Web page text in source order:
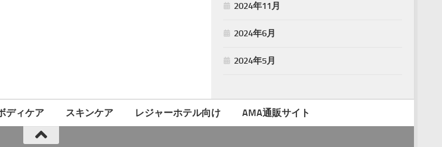
2024年11月
2024年6月
2024年5月
ディケア スキンケア レジャーホテル向け AMA通販サイト